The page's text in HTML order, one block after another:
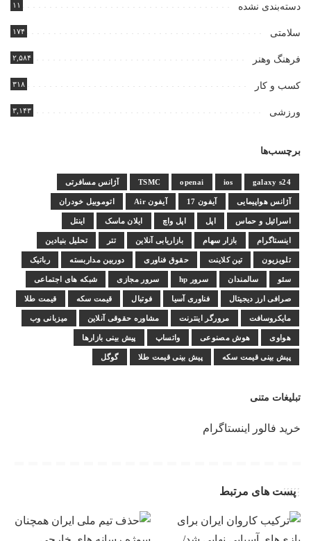
دسته‌بندی نشده ۱۱
سلامتی ۱۷۴
فرهنگ وهنر ۲,۵۸۴
کسب و کار ۳۱۸
ورزشی ۳,۱۴۳
برچسب‌ها
galaxy s24
ios
openai
TSMC آژانس مسافرتی
آژانس هواپیمایی آیفون 17 آیفون Air اتوموبیل خودران
اسرائیل و حماس اپل اپل واچ ایلان ماسک اینتل
اینستاگرام بازار سهام بازاریابی آنلاین تتر تحلیل بنیادین
تلویزیون تین کلاینت حقوق فناوری دوربین مداربسته رباتیک
سئو سالمندان سرور hp سرور مجازی شبکه های اجتماعی
صرافی ارز دیجیتال فناوری آسیا فوتبال قیمت سکه قیمت طلا
مایکروسافت مرورگر اینترنت مشاوره حقوقی آنلاین میزبانی وب
هواوی هوش مصنوعی واتساپ پیش بینی بازارها
پیش بینی قیمت سکه پیش بینی قیمت طلا گوگل
تبلیغات متنی
خرید فالور اینستاگرام
پست های مرتبط